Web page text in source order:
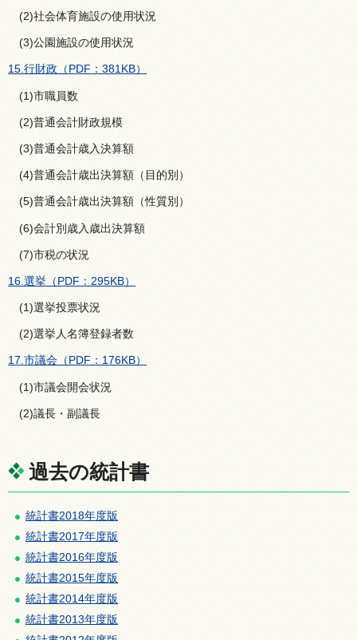
(2)社会体育施設の使用状況
(3)公園施設の使用状況
15.行財政（PDF：381KB）
(1)市職員数
(2)普通会計財政規模
(3)普通会計歳入決算額
(4)普通会計歳出決算額（目的別）
(5)普通会計歳出決算額（性質別）
(6)会計別歳入歳出決算額
(7)市税の状況
16.選挙（PDF：295KB）
(1)選挙投票状況
(2)選挙人名簿登録者数
17.市議会（PDF：176KB）
(1)市議会開会状況
(2)議長・副議長
過去の統計書
統計書2018年度版
統計書2017年度版
統計書2016年度版
統計書2015年度版
統計書2014年度版
統計書2013年度版